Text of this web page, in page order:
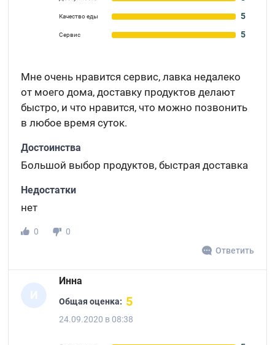
Качество еды 5
Сервис 5
Мне очень нравится сервис, лавка недалеко
от моего дома, доставку продуктов делают
быстро, и что нравится, что можно позвонить
в любое время суток.
Достоинства
Большой выбор продуктов, быстрая доставка
Недостатки
нет
0
0
Ответить
И
Инна
Общая оценка: 5
24.09.2020 в 08:38